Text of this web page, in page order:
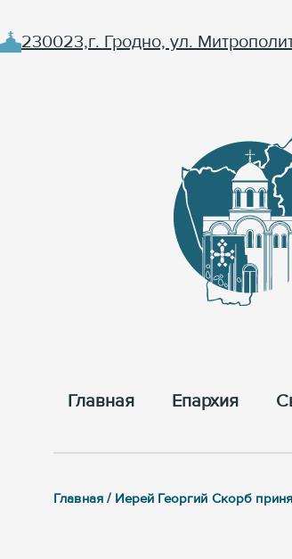
230023,г. Гродно, ул.
Главная Епархия
Главная / Иерей Георгий Скорб